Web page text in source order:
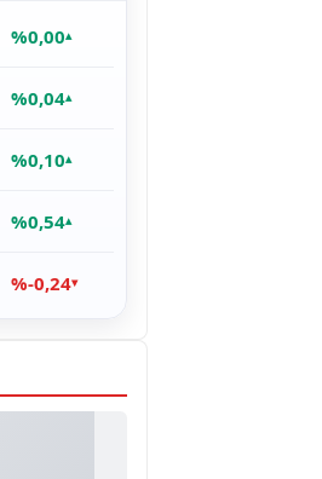
%0,00▴
%0,04▴
%0,10▴
%0,54▴
%-0,24▾